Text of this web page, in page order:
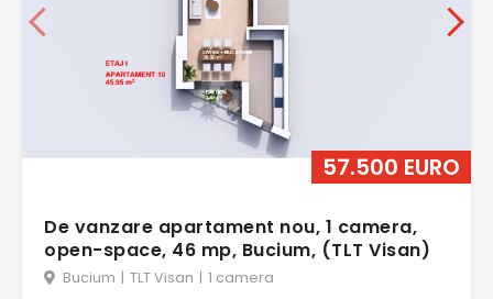
57.500 EURO
De vanzare apartament nou, 1 camera,
open-space, 46 mp, Bucium, (TLT Visan)
Bucium | TLT Visan | 1 camera